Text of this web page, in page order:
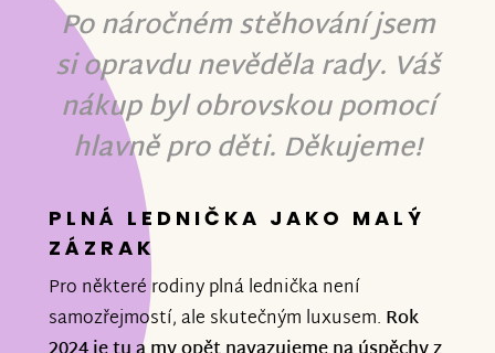
Po náročném stěhování jsem
si opravdu nevěděla rady. Váš
nákup byl obrovskou pomocí
hlavně pro děti. Děkujeme!
PLNÁ LEDNIČKA JAKO MALÝ
ZÁZRAK
Pro některé rodiny plná lednička není
samozřejmostí, ale skutečným luxusem. Rok